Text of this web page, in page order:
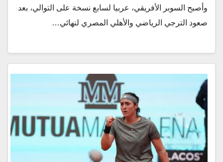
وأصبح السوبر الأفريقي، عربيا لسابع نسخة على التوالي، بعد
صعود الترجي الرياضي والأهلي المصري لنهائي…